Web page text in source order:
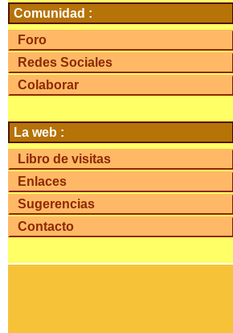
Comunidad :
Foro
Redes Sociales
Colaborar
La web :
Libro de visitas
Enlaces
Sugerencias
Contacto